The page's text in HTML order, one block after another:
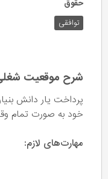
حقوق
توافقی
شرح موقعیت
پرداخت یار دانش
خود به صورت تمام
مهارت‌های لازم: